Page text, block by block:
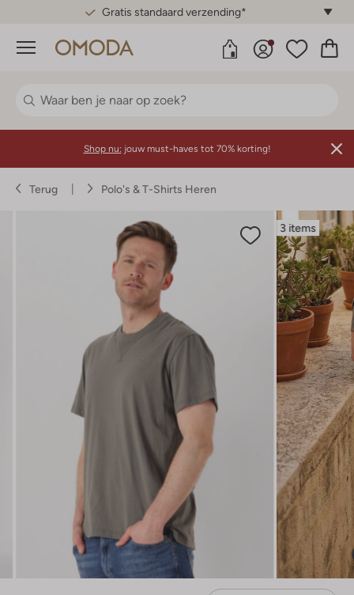
Gratis standaard verzending*
Menu
Shop nu: jouw must-haves tot 70% korting!
Terug Polo's & T-Shirts Heren
3 items